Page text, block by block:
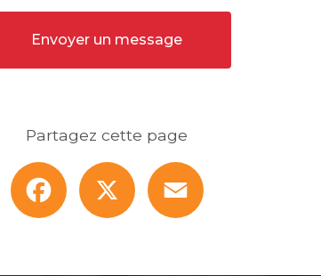
Envoyer un message
Partagez cette page
Facebook